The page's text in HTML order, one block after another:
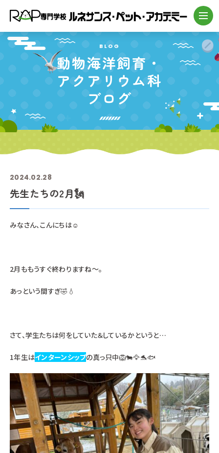
BLOG
動物海洋飼育・
アクアリウム科
ブログ
2024.02.28
先生たちの2月🗽
みなさん、こんにちは☺
2月ももうすぐ終わりますね～。
あっという間すぎ🤣💧
さて、学生たちは何をしていた＆しているかというと…
1年生はインターンシップの真っ只中🦁🐄🦅🐬🐟